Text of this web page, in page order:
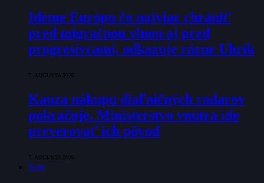
Ideme Európu čo najviac chrániť
pred migračnou vlnou aj pred
progresívcami, odkazuje rázne Uhrík
7. AUGUSTA 2026
Kauza nákupu diaľničných radarov
pokračuje. Ministerstvo vnútra ide
preverovať ich pôvod
7. AUGUSTA 2026
Svet